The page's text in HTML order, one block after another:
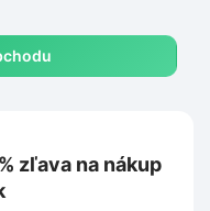
zľava na nákup